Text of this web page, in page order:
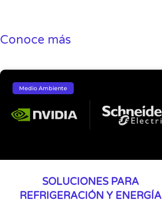
Conoce más
Medio Ambiente
SOLUCIONES PARA
REFRIGERACIÓN Y ENERGÍA